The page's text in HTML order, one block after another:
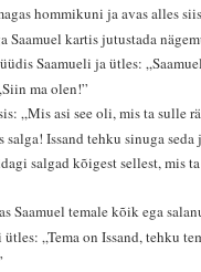
hommikuni ja avas alles
Saamuel kartis jutustada
Saamueli ja ütles:
ma olen!”
„Mis asi see oli, mis ta sulle
salga! Issand tehku sinuga
salgad kõigest sellest, mis
Saamuel temale kõik ega
„Tema on Issand, tehku